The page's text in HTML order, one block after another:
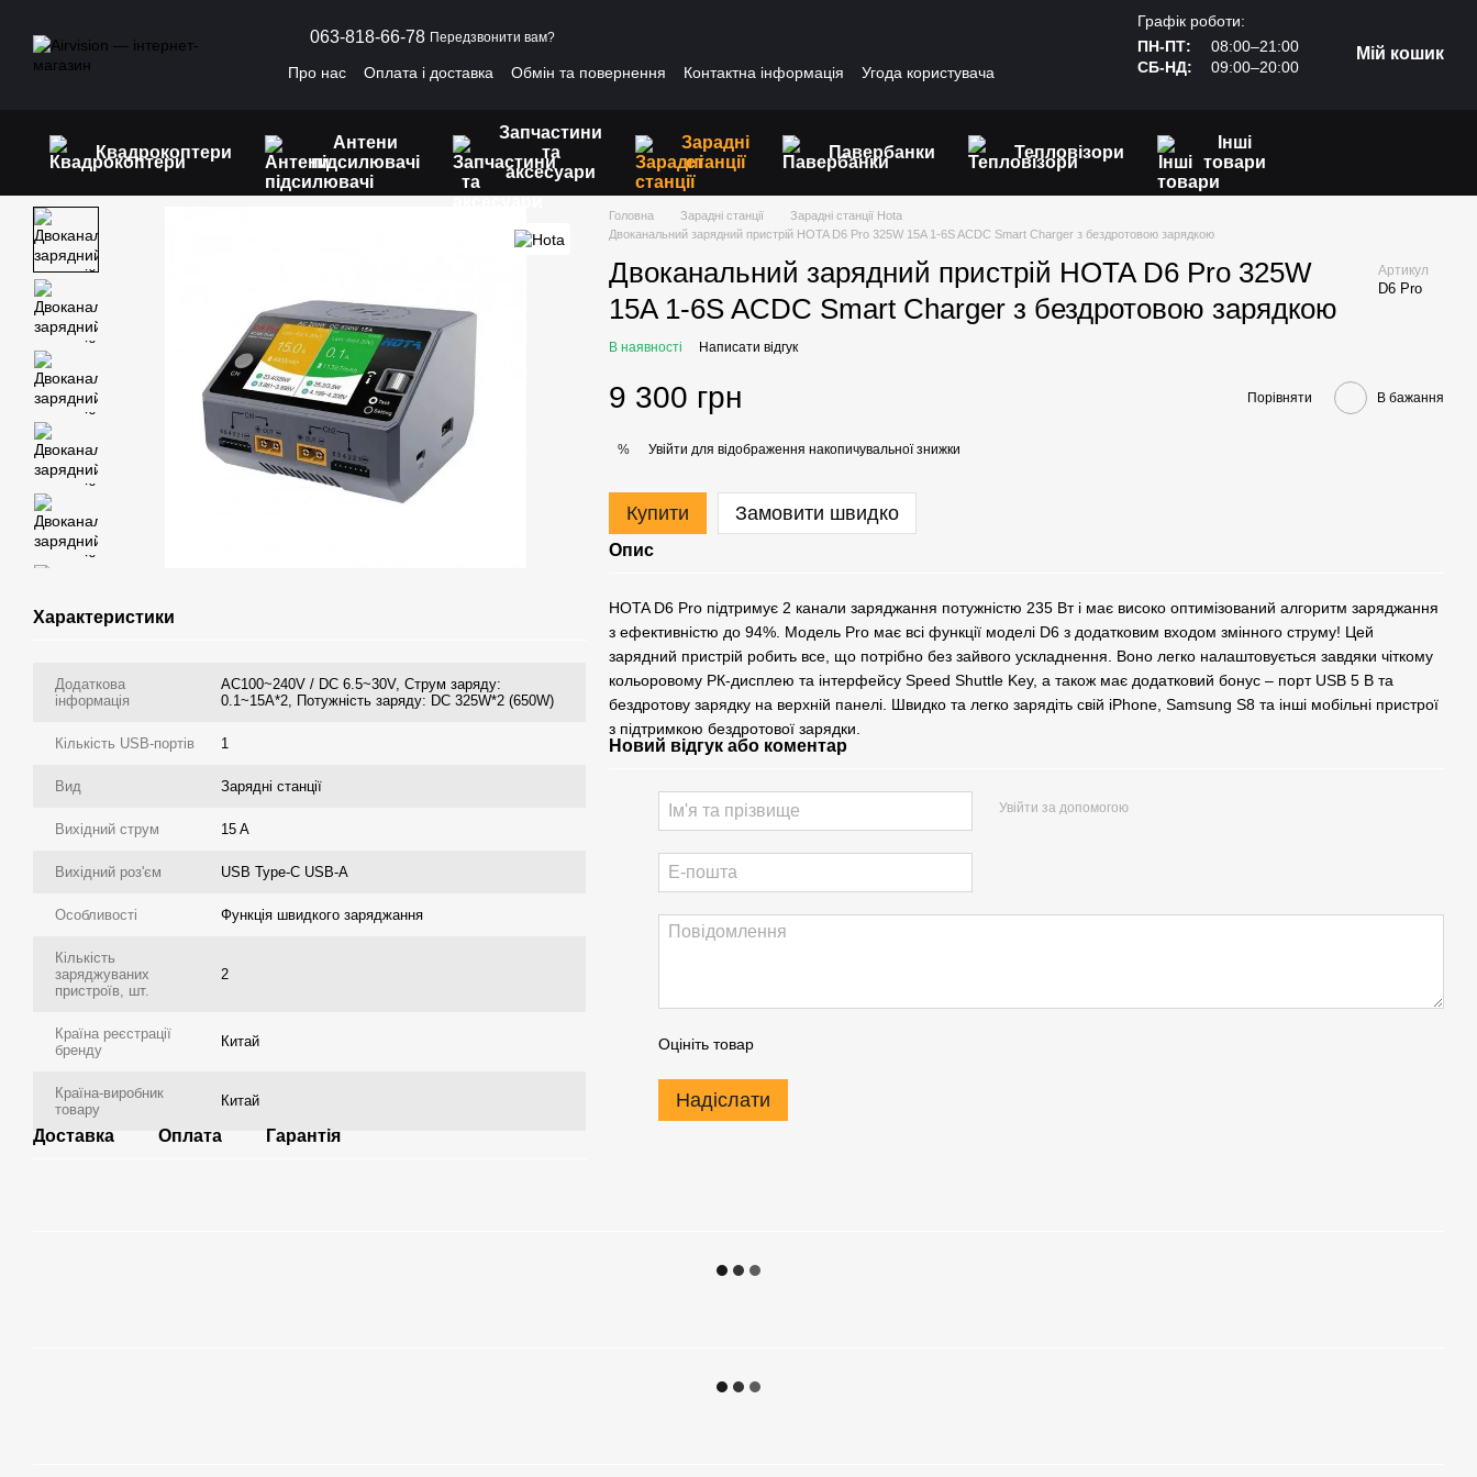
063-818-66-78 Передзвонити вам?
Про нас Оплата і доставка Обмін та повернення Контактна інформація Угода користувача
Графік роботи:
ПН-ПТ:
08:00–21:00
СБ-НД:
09:00–20:00
Мій кошик
Квадрокоптери
Антени
підсилювачі
Запчастини
та
аксесуари
Зарадні
станції
Павербанки Тепловізори
Інші
товари
Характеристики
Додаткова
інформація
AC100~240V / DC 6.5~30V, Струм заряду:
0.1~15A*2, Потужність заряду: DC 325W*2 (650W)
Кількість USB-портів 1
Вид Зарядні станції
Вихідний струм 15 A
Вихідний роз'єм USB Type-C USB-A
Особливості Функція швидкого заряджання
Кількість
заряджуваних
пристроїв, шт.
2
Країна реєстрації
бренду
Китай
Країна-виробник
товару
Китай
Доставка Оплата Гарантія
Головна Зарадні станції
Зарадні станції Hota
Двоканальний зарядний пристрій HOTA D6 Pro 325W 15A 1-6S ACDC Smart Charger з бездротовою зарядкою
Двоканальний зарядний пристрій HOTA D6 Pro 325W
15A 1-6S ACDC Smart Charger з бездротовою зарядкою
Артикул
D6 Pro
В наявності Написати відгук
9 300 грн Порівняти В бажання
% Увійти для відображення накопичувальної знижки
Купити Замовити швидко
Опис
HOTA D6 Pro підтримує 2 канали заряджання потужністю 235 Вт і має високо оптимізований алгоритм заряджання
з ефективністю до 94%. Модель Pro має всі функції моделі D6 з додатковим входом змінного струму! Цей
зарядний пристрій робить все, що потрібно без зайвого ускладнення. Воно легко налаштовується завдяки чіткому
кольоровому РК-дисплею та інтерфейсу Speed ​​Shuttle Key, а також має додатковий бонус – порт USB 5 В та
бездротову зарядку на верхній панелі. Швидко та легко зарядіть свій iPhone, Samsung S8 та інші мобільні пристрої
з підтримкою бездротової зарядки.
Новий відгук або коментар
Увійти за допомогою
Оцініть товар
Надіслати